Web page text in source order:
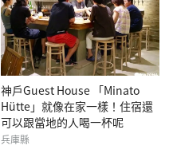
神戶Guest House 「Minato
Hütte」就像在家一樣！住宿還
可以跟當地的人喝一杯呢
兵庫縣